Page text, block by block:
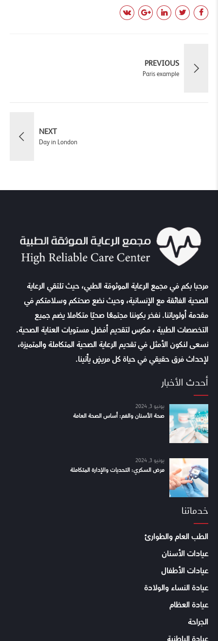
PREVIOUS
Paris example
NEXT
Day in London
مرحبا بكم في مجمع الرعاية الموثوقة الطبي، حيث تلتقي الرعاية
الصحية الفائقة مع الإنسانية، وحيث نضع صحتكم وسلامتكم في
مقدمة أولوياتنا. نفخر بكوننا مجتمعًا صحيًا متكاملا يضم جميع
التخصصات الطبية ، مكرس لتقديم أفضل مستويات العناية الصحية.
نسعى لنكون الأمثل في تقديم الرعاية الصحية المتكاملة والمتميزة،
لإحداث فرق حقيقي في حياة كل مريضٍ يأتينا.
أحدث الأخبار
يونيو 3, 2024
صحة الأسنان والفم: أساس الصحة العامة
يونيو 3, 2024
مرض السكري: التحديات والإدارة المتكاملة
خدماتنا
الطب العام والطوارئ
عيادات الأسنان
عيادات الأطفال
عيادة النساء والولادة
عيادة العظام
الجراحة